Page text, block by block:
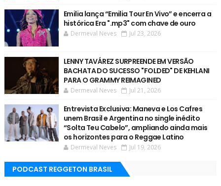
Emilia lança “Emilia Tour En Vivo” e encerra a
histórica Era ".mp3" com chave de ouro
Dermeval Neves Jul 23, 2026
LENNY TAVÁREZ SURPREENDE EM VERSÃO
BACHATA DO SUCESSO "FOLDED" DE KEHLANI
PARA O GRAMMY REIMAGINED
Dermeval Neves Jul 21, 2026
Entrevista Exclusiva: Maneva e Los Cafres
unem Brasil e Argentina no single inédito
“Solta Teu Cabelo”, ampliando ainda mais
os horizontes para o Reggae Latino
Dermeval Neves Jul 19, 2026
PODCAST REGGETON BRASIL